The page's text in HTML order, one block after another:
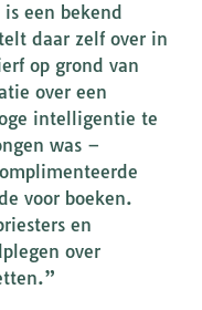
een bekend
daar zelf over in
op grond van
over een
intelligentie te
was –
voor boeken.
en
over